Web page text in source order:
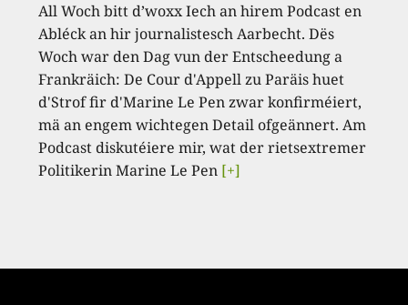
All Woch bitt d’woxx Iech an hirem Podcast en
Abléck an hir journalistesch Aarbecht. Dës
Woch war den Dag vun der Entscheedung a
Frankräich: De Cour d'Appell zu Paräis huet
d'Strof fir d'Marine Le Pen zwar konfirméiert,
mä an engem wichtegen Detail ofgeännert. Am
Podcast diskutéiere mir, wat der rietsextremer
Politikerin Marine Le Pen [+]